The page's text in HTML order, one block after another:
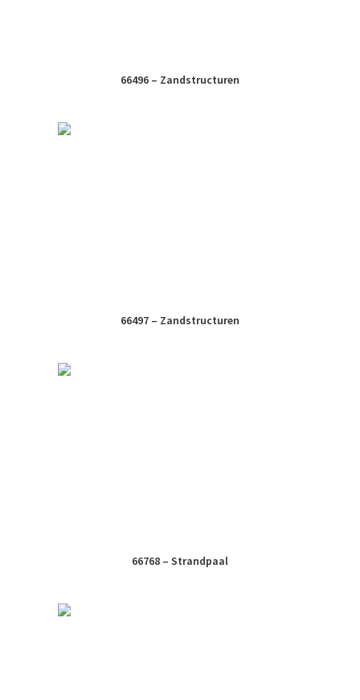
66496 – Zandstructuren
66497 – Zandstructuren
66768 – Strandpaal